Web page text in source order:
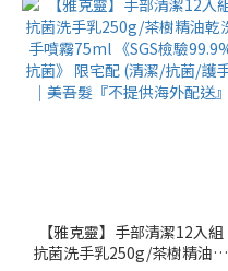
【雅克靈】手部清潔12入組
抗菌洗手乳250g/茶樹精油乾